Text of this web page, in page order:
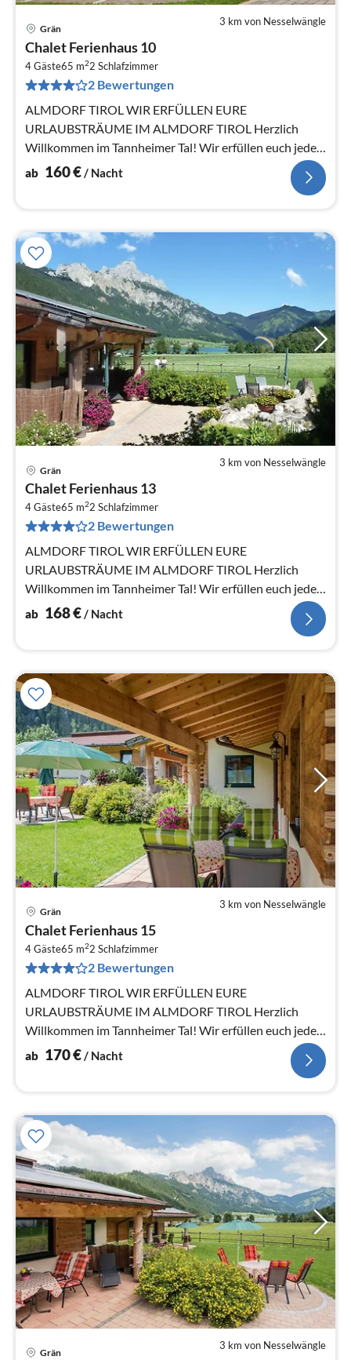
3 km von Nesselwängle
Grän
Chalet Ferienhaus 10
4 Gäste65 m22 Schlafzimmer
2 Bewertungen
ALMDORF TIROL WIR ERFÜLLEN EURE
URLAUBSTRÄUME IM ALMDORF TIROL Herzlich
Willkommen im Tannheimer Tal! Wir erfüllen euch jeden
Tag einen neuen Urlaubstraum!
ab 160€/ Nacht
3 km von Nesselwängle
Grän
Chalet Ferienhaus 13
4 Gäste65 m22 Schlafzimmer
2 Bewertungen
ALMDORF TIROL WIR ERFÜLLEN EURE
URLAUBSTRÄUME IM ALMDORF TIROL Herzlich
Willkommen im Tannheimer Tal! Wir erfüllen euch jeden
Tag einen neuen Urlaubstraum!
ab 168€/ Nacht
3 km von Nesselwängle
Grän
Chalet Ferienhaus 15
4 Gäste65 m22 Schlafzimmer
2 Bewertungen
ALMDORF TIROL WIR ERFÜLLEN EURE
URLAUBSTRÄUME IM ALMDORF TIROL Herzlich
Willkommen im Tannheimer Tal! Wir erfüllen euch jeden
Tag einen neuen Urlaubstraum!
ab 170€ / Nacht
3 km von Nesselwängle
Grän